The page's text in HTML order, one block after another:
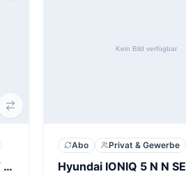
Hyundai Tucson 1.6 CRDi 48V Trend
Abo Privat & Gewerbe
Hyundai IONIQ 5 N N SE